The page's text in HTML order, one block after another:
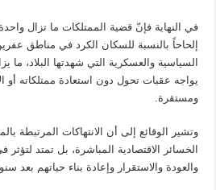
في النهاية فإنّ قضية الممتلكات ما تزال
إلحاحاً بالنسبة للسكان الكرد في مناطق
السياسية والعسكرية التي شهدتها البلاد، ما
يواجه عقبات تحول دون استعادة ممتلكاته أو
ومستقرة.
وتشير الوقائع إلى أن الانتهاكات المرتبطة
الخسائر الاقتصادية المباشرة، بل تمتد
والعودة والاستقرار وإعادة بناء حياتهم بعد